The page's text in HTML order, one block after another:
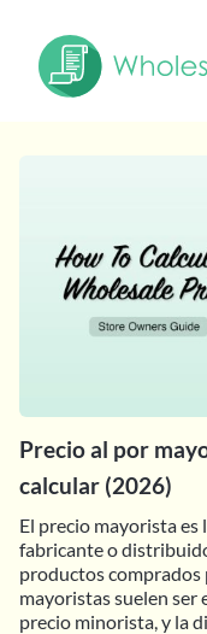
Precio al por
calcular (2026)
El precio mayorista
fabricante o
productos comprados
mayoristas suelen ser
precio minorista, y la